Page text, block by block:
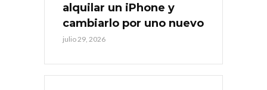
alquilar un iPhone y
cambiarlo por uno nuevo
julio 29, 2026